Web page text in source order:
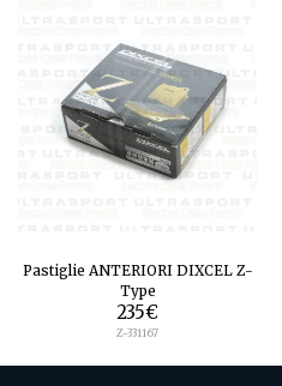
Pastiglie ANTERIORI DIXCEL Z-
Type
235€
Z-331167